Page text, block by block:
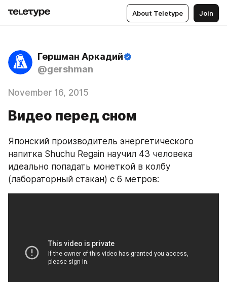
About Teletype Join
Гершман Аркадий
@gershman
November 16, 2015
Видео перед сном
Японский производитель энергетического
напитка Shuchu Regain научил 43 человека
идеально попадать монеткой в колбу
(лабораторный стакан) с 6 метров: